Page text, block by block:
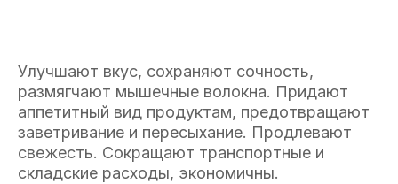
Улучшают вкус, сохраняют сочность,
размягчают мышечные волокна. Придают
аппетитный вид продуктам, предотвращают
заветривание и пересыхание. Продлевают
свежесть. Сокращают транспортные и
складские расходы, экономичны.